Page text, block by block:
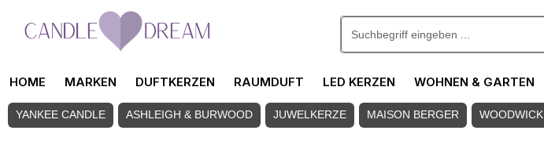
Zum Hauptinhalt springen
HOME MARKEN DUFTKERZEN RAUMDUFT LED KERZEN WOHNEN & GARTEN
YANKEE CANDLE ASHLEIGH & BURWOOD JUWELKERZE MAISON BERGER WOODWICK